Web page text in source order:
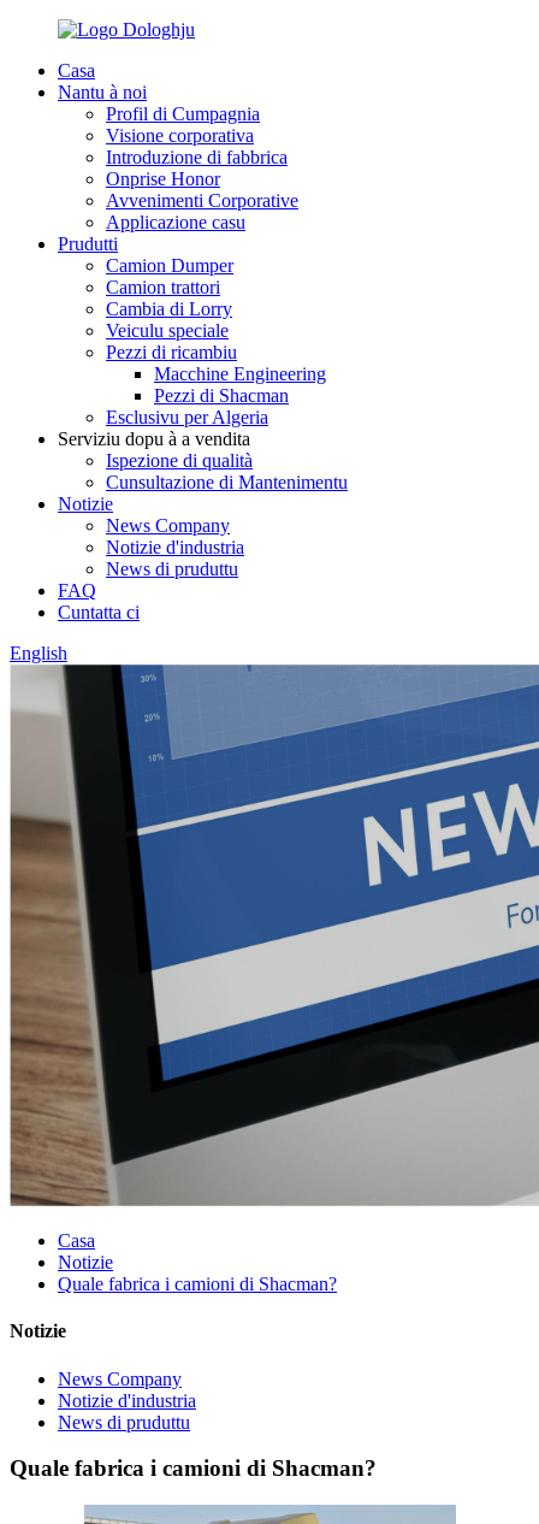
Casa
Nantu à noi
Profil di Cumpagnia
Visione corporativa
Introduzione di fabbrica
Onprise Honor
Avvenimenti Corporative
Applicazione casu
Prudutti
Camion Dumper
Camion trattori
Cambia di Lorry
Veiculu speciale
Pezzi di ricambiu
Macchine Engineering
Pezzi di Shacman
Esclusivu per Algeria
Serviziu dopu à a vendita
Ispezione di qualità
Cunsultazione di Mantenimentu
Notizie
News Company
Notizie d'industria
News di pruduttu
FAQ
Cuntatta ci
English
Casa
Notizie
Quale fabrica i camioni di Shacman?
Notizie
News Company
Notizie d'industria
News di pruduttu
Quale fabrica i camioni di Shacman?